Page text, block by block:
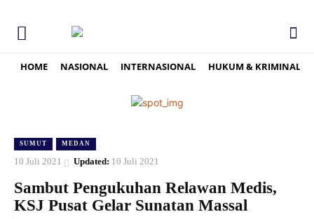
HOME NASIONAL INTERNASIONAL HUKUM & KRIMINAL
SUMUT MEDAN
10 Juli 2021 Updated: 10 Juli 2021
Sambut Pengukuhan Relawan Medis,
KSJ Pusat Gelar Sunatan Massal